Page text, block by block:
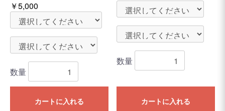
￥5,000
数量
カートに入れる
数量
カートに入れる